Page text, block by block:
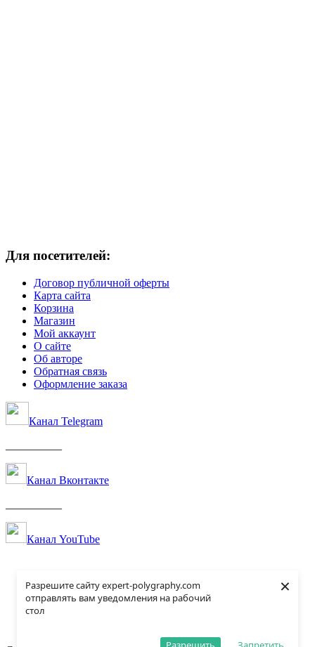
Разрешите сайту expert-polygraphy.com
отправлять вам уведомления на рабочий
стол
×
Для посетителей:
Договор публичной оферты
Карта сайта
Корзина
Магазин
Мой аккаунт
О сайте
Об авторе
Обратная связь
Оформление заказа
Канал Telegram
Канал Вконтакте
Канал YouTube